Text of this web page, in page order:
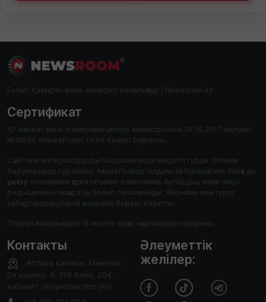
Бүгінгі Қазақстан және әлемдегі жаңалықтар | Newsroom.kz
Сертификат
ҚР Ақпарат және коммуникациялар министрлігінің 25.05.2017 жылдан
№16544 «NewsRoom +» АА Куәлігі берілген.
Сайттағы материалдарды пайдаланғанда міндетті түрде сілтеме
берулеріңізді сұраймыз. Ақпараттық порталдағы авторлық және басқа да
құқықтар толығымен қорғалатынын ескертеміз. Автордың жеке пікірі
редакцияның көзқарасы болып саналмайды. Жарнама мен түрлі
хабарландыруларға жарнама беруші жауапты.
Портал жаңалықтары 18 жастан асқан оқырмандар назарына.
Контакты
Астана каласы, Менгілік
Ел кешесі, 8, 17В блок, 204-
кабинет (Журналистер уйі)
Әлеуметтік
желілер: